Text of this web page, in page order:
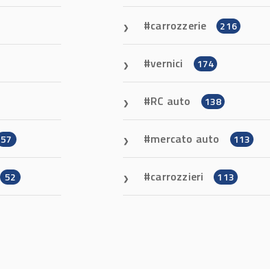
57
52
carrozzerie 216
vernici 174
RC auto 138
mercato auto 113
carrozzieri 113